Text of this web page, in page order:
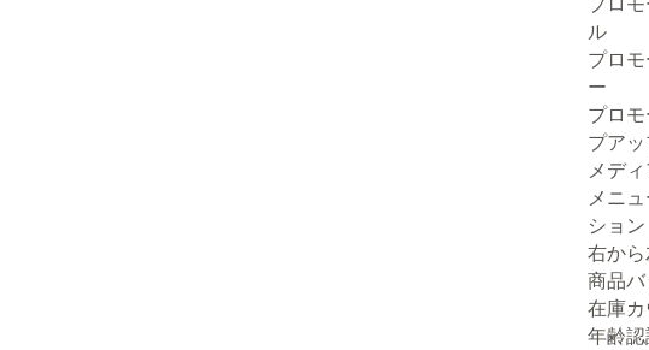
ル
プロ
ー
プロ
プア
メデ
メニ
ション
右か
商品
在庫
年齢